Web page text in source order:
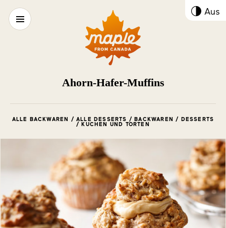
Aus
Ahorn-Hafer-Muffins
ALLE BACKWAREN / ALLE DESSERTS / BACKWAREN / DESSERTS
/ KUCHEN UND TORTEN